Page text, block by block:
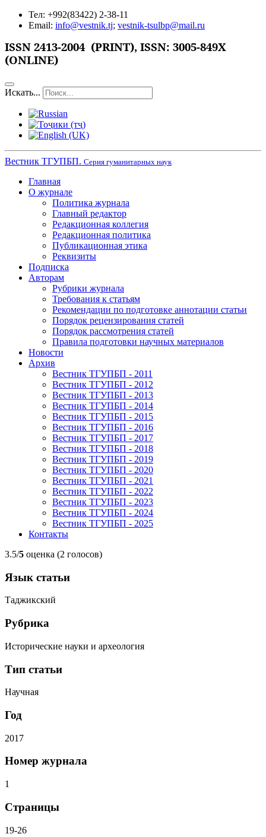
Тел: +992(83422) 2-38-11
Email: info@vestnik.tj; vestnik-tsulbp@mail.ru
ISSN 2413-2004 (PRINT), ISSN: 3005-849X
(ONLINE)
Искать...
Вестник ТГУПБП. Серия гуманитарных наук
Главная
О журнале
Политика журнала
Главный редактор
Редакционная коллегия
Редакционная политика
Публикационная этика
Реквизиты
Подписка
Авторам
Рубрики журнала
Требования к статьям
Рекомендации по подготовке аннотации статьи
Порядок рецензирования статей
Порядок рассмотрения статей
Правила подготовки научных материалов
Новости
Архив
Вестник ТГУПБП - 2011
Вестник ТГУПБП - 2012
Вестник ТГУПБП - 2013
Вестник ТГУПБП - 2014
Вестник ТГУПБП - 2015
Вестник ТГУПБП - 2016
Вестник ТГУПБП - 2017
Вестник ТГУПБП - 2018
Вестник ТГУПБП - 2019
Вестник ТГУПБП - 2020
Вестник ТГУПБП - 2021
Вестник ТГУПБП - 2022
Вестник ТГУПБП - 2023
Вестник ТГУПБП - 2024
Вестник ТГУПБП - 2025
Контакты
3.5/5 оценка (2 голосов)
Язык статьи
Таджикский
Рубрика
Исторические науки и археология
Тип статьи
Научная
Год
2017
Номер журнала
1
Страницы
19-26